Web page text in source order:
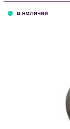
в наличии